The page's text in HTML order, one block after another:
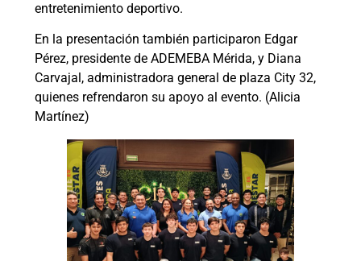
entretenimiento deportivo.
En la presentación también participaron Edgar
Pérez, presidente de ADEMEBA Mérida, y Diana
Carvajal, administradora general de plaza City 32,
quienes refrendaron su apoyo al evento. (Alicia
Martínez)